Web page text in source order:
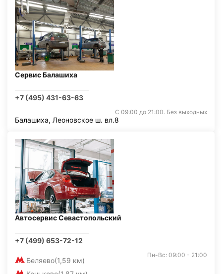
Сервис Балашиха
+7 (495) 431-63-63
С 09:00 до 21:00. Без выходных
Балашиха, Леоновское ш. вл.8
Автосервис Севастопольский
+7 (499) 653-72-12
Беляево(1,59 км)
Пн-Вс: 09:00 - 21:00